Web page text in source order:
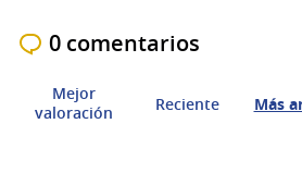
0 comentarios
Mejor
valoración
Reciente Más